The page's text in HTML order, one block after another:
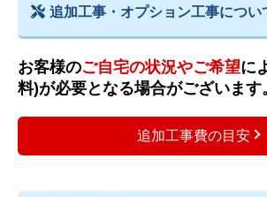
追加工事・オプション工事につい
お客様のご自宅の状況やご希望に
料)が必要となる場合がございます
追加工事費の目安